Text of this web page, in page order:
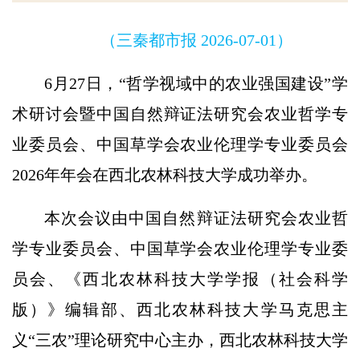
（三秦都市报 2026-07-01）
6月27日，“哲学视域中的农业强国建设”学
术研讨会暨中国自然辩证法研究会农业哲学专
业委员会、中国草学会农业伦理学专业委员会
2026年年会在西北农林科技大学成功举办。
本次会议由中国自然辩证法研究会农业哲
学专业委员会、中国草学会农业伦理学专业委
员会、《西北农林科技大学学报（社会科学
版）》编辑部、西北农林科技大学马克思主
义“三农”理论研究中心主办，西北农林科技大学